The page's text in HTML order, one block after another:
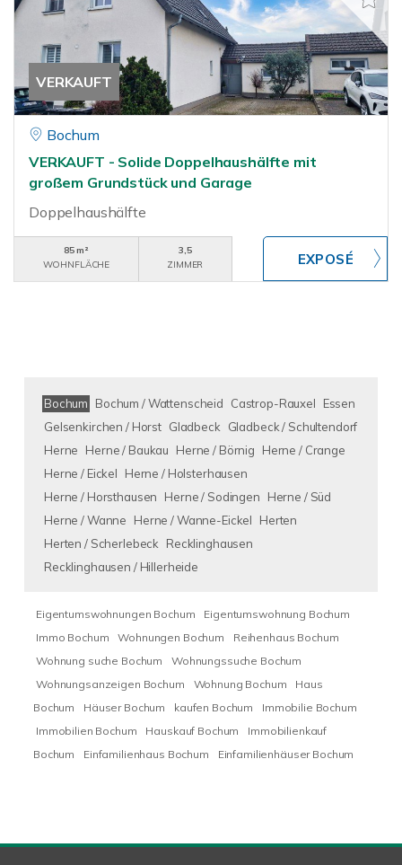
VERKAUFT
Bochum
VERKAUFT - Solide Doppelhaushälfte mit
großem Grundstück und Garage
Doppelhaushälfte
85 m²
WOHNFLÄCHE
3,5
ZIMMER
Bochum Bochum / Wattenscheid Castrop-Rauxel
Essen
Gelsenkirchen / Horst Gladbeck
Gladbeck / Schultendorf
Herne
Herne / Baukau Herne / Börnig
Herne / Crange
Herne / Eickel
Herne / Holsterhausen
Herne / Horsthausen
Herne / Sodingen
Herne / Süd
Herne / Wanne
Herne / Wanne-Eickel
Herten
Herten / Scherlebeck
Recklinghausen
Recklinghausen / Hillerheide
Eigentumswohnungen Bochum
Eigentumswohnung Bochum
Immo Bochum
Wohnungen Bochum
Reihenhaus Bochum
Wohnung suche Bochum
Wohnungssuche Bochum
Wohnungsanzeigen Bochum
Wohnung Bochum
Haus
Bochum
Häuser Bochum kaufen Bochum
Immobilie Bochum
Immobilien Bochum
Hauskauf Bochum
Immobilienkauf
Bochum
Einfamilienhaus Bochum Einfamilienhäuser Bochum